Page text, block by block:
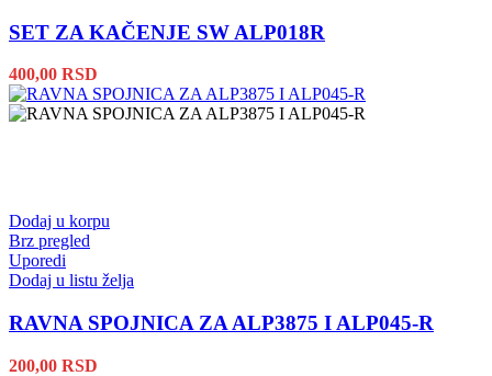
SET ZA KAČENJE SW ALP018R
400,00 RSD
Dodaj u korpu
Brz pregled
Uporedi
Dodaj u listu želja
RAVNA SPOJNICA ZA ALP3875 I ALP045-R
200,00 RSD